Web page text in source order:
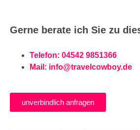
Gerne berate ich Sie zu
Telefon: 04542 9851366
Mail: info@travelcowboy.de
unverbindlich anfragen